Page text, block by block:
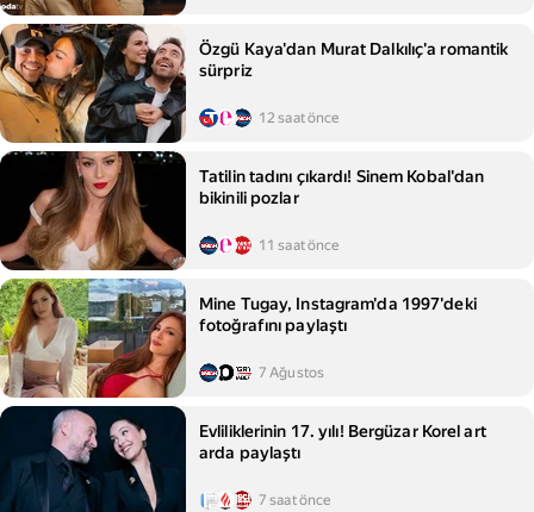
Özgü Kaya'dan Murat Dalkılıç'a romantik
sürpriz
12 saat önce
Tatilin tadını çıkardı! Sinem Kobal'dan
bikinili pozlar
11 saat önce
Mine Tugay, Instagram'da 1997'deki
fotoğrafını paylaştı
7 Ağustos
Evliliklerinin 17. yılı! Bergüzar Korel art
arda paylaştı
7 saat önce